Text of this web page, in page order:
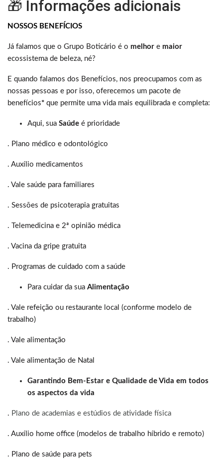
🎁 Informações adicionais
NOSSOS BENEFÍCIOS
Já falamos que o Grupo Boticário é o melhor e maior
ecossistema de beleza, né?
E quando falamos dos Benefícios, nos preocupamos com as
nossas pessoas e por isso, oferecemos um pacote de
benefícios* que permite uma vida mais equilibrada e completa:
Aqui, sua Saúde é prioridade
. Plano médico e odontológico
. Auxílio medicamentos
. Vale saúde para familiares
. Sessões de psicoterapia gratuitas
. Telemedicina e 2ª opinião médica
. Vacina da gripe gratuita
. Programas de cuidado com a saúde
Para cuidar da sua Alimentação
. Vale refeição ou restaurante local (conforme modelo de
trabalho)
. Vale alimentação
. Vale alimentação de Natal
Garantindo Bem-Estar e Qualidade de Vida em todos
os aspectos da vida
. Plano de academias e estúdios de atividade física
. Auxílio home office (modelos de trabalho híbrido e remoto)
. Plano de saúde para pets